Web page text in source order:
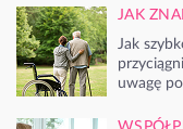
JAK
Jak
uwagę